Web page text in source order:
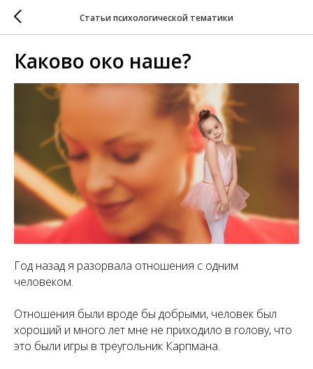
Статьи психологической тематики
Каково око наше?
Год назад я разорвала отношения с одним
человеком.
Отношения были вроде бы добрыми, человек был
хороший и много лет мне не приходило в голову, что
это были игры в треугольник Карпмана.